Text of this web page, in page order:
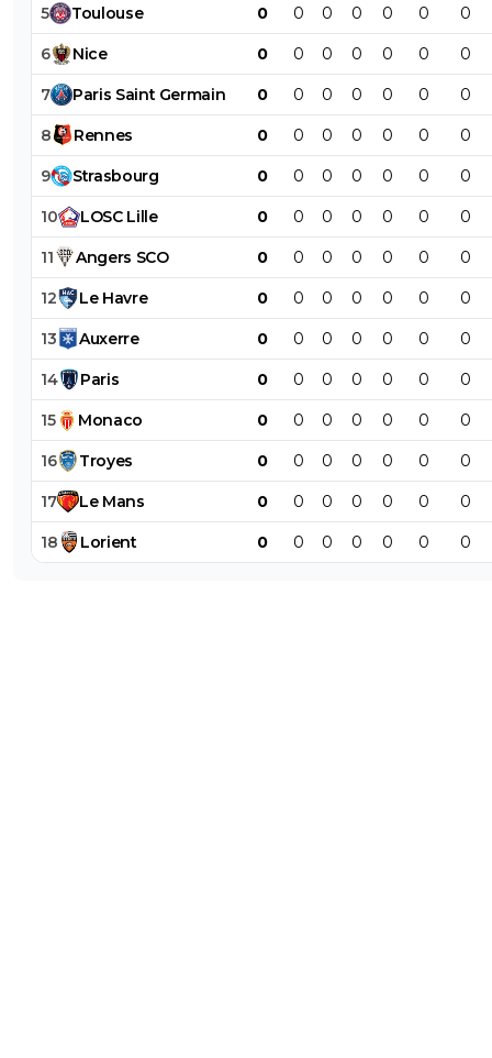
5 Toulouse 0 0 0 0 0 0 0
6 Nice 0 0 0 0 0 0 0
7 Paris Saint Germain 0 0 0 0 0 0 0
8 Rennes 0 0 0 0 0 0 0
9 Strasbourg 0 0 0 0 0 0 0
10 LOSC Lille 0 0 0 0 0 0 0
11 Angers SCO 0 0 0 0 0 0 0
12 Le Havre 0 0 0 0 0 0 0
13 Auxerre 0 0 0 0 0 0 0
14 Paris 0 0 0 0 0 0 0
15 Monaco 0 0 0 0 0 0 0
16 Troyes 0 0 0 0 0 0 0
17 Le Mans 0 0 0 0 0 0 0
18 Lorient 0 0 0 0 0 0 0